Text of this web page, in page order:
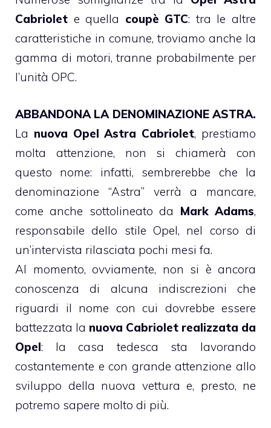
Cabriolet e quella coupè GTC: tra le altre
caratteristiche in comune, troviamo anche la
gamma di motori, tranne probabilmente per
l’unità OPC.
ABBANDONA LA DENOMINAZIONE ASTRA.
La nuova Opel Astra Cabriolet, prestiamo
molta attenzione, non si chiamerà con
questo nome: infatti, sembrerebbe che la
denominazione “Astra” verrà a mancare,
come anche sottolineato da Mark Adams,
responsabile dello stile Opel, nel corso di
un’intervista rilasciata pochi mesi fa.
Al momento, ovviamente, non si è ancora
conoscenza di alcuna indiscrezioni che
riguardi il nome con cui dovrebbe essere
battezzata la nuova Cabriolet realizzata da
Opel: la casa tedesca sta lavorando
costantemente e con grande attenzione allo
sviluppo della nuova vettura e, presto, ne
potremo sapere molto di più.